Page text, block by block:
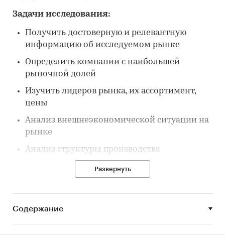
Задачи исследования:
Получить достоверную и релевантную
информацию об исследуемом рынке
Определить компании с наибольшей
рыночной долей
Изучить лидеров рынка, их ассортимент,
цены
Анализ внешнеэкономической ситуации на
рынке
Анализ структуры производства
исследуемой продукции
Построить прогноз развития исследуемого
Параметры исследования:
Развернуть
Содержание